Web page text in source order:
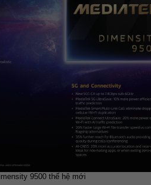
9500 thế hệ mới